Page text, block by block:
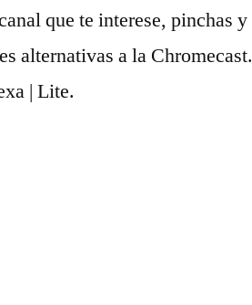
que te interese, pinchas y
alternativas a la Chromecast.
| Lite.